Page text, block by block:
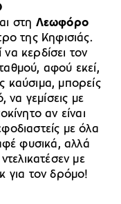
στη Λεωφόρο
της Κηφισιάς.
κερδίσει τον
αφού εκεί,
καύσιμα, μπορείς
να γεμίσεις με
αν είναι
με όλα
φυσικά, αλλά
με
για τον δρόμο!